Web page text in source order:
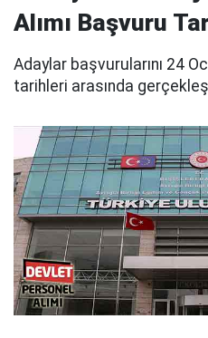
Alımı Başvuru
Adaylar başvurularını 24
tarihleri arasında